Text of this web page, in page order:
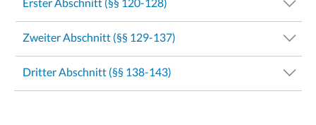
Zweiter Abschnitt (§§ 129-137)
Dritter Abschnitt (§§ 138-143)